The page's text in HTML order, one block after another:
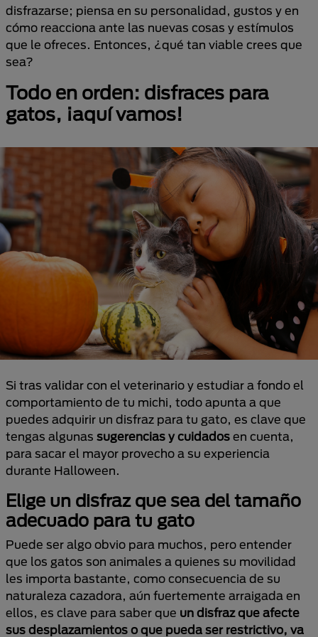
disfrazarse; piensa en su personalidad, gustos y en
cómo reacciona ante las nuevas cosas y estímulos
que le ofreces. Entonces, ¿qué tan viable crees que
sea?
Todo en orden: disfraces para
gatos, ¡aquí vamos!
Si tras validar con el veterinario y estudiar a fondo el
comportamiento de tu michi, todo apunta a que
puedes adquirir un disfraz para tu gato, es clave que
tengas algunas sugerencias y cuidados en cuenta,
para sacar el mayor provecho a su experiencia
durante Halloween.
Elige un disfraz que sea del tamaño
adecuado para tu gato
Puede ser algo obvio para muchos, pero entender
que los gatos son animales a quienes su movilidad
les importa bastante, como consecuencia de su
naturaleza cazadora, aún fuertemente arraigada en
ellos, es clave para saber que un disfraz que afecte
sus desplazamientos o que pueda ser restrictivo, va